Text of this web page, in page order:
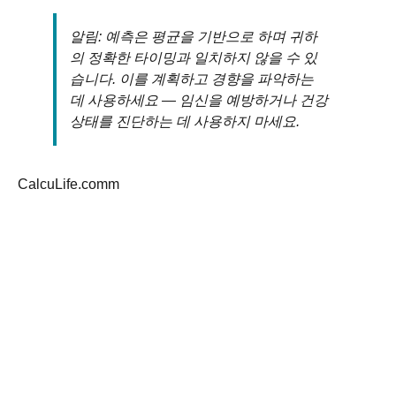
알림: 예측은 평균을 기반으로 하며 귀하
의 정확한 타이밍과 일치하지 않을 수 있
습니다. 이를 계획하고 경향을 파악하는
데 사용하세요 — 임신을 예방하거나 건강
상태를 진단하는 데 사용하지 마세요.
CalcuLife.comm